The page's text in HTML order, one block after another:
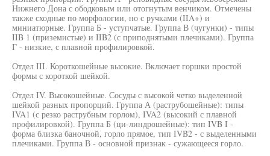
Нижнего Дона с ободковым или отогнутым венчиком. Отмечены
также сходные по морфологии, но с ручками (IIA+) и
миниатюрные. Группа Б - уступчатые. Группа В (чугунки) - типы
IIB 1 (приземистые) и IIB2 (с приподнятыми плечиками). Группа
Г - низкие, с плавной профилировкой.
Отдел III. Короткошейные высокие. Включает горшки простой
формы с короткой шейкой.
Отдел IV. Высокошейные. Сосуды с высокой четко выделенной
шейкой разных пропорций. Группа А (раструбошейные): типы
IVA1 (с резко раструбным горлом), IVA2 (высокий с плавной
профилировкой). Группа Б (ци-линдрошейные): тип IVB I -
форма близка баночной, горло прямое, тип IVB2 - с выделенными
плечиками. Группа В - основной признак - сужающееся горло.